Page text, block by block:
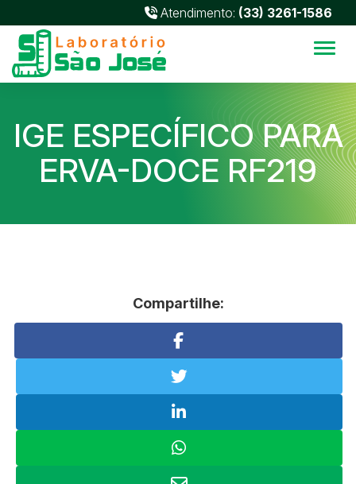
Atendimento: (33) 3261-1586
IGE ESPECÍFICO PARA
ERVA-DOCE RF219
Compartilhe: